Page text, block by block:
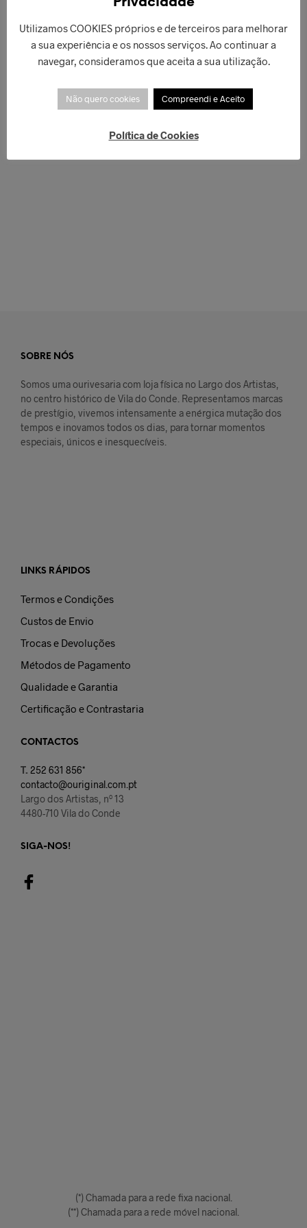
SOBRE NÓS
Somos uma ourivesaria com loja física no Largo dos Artistas,
no centro histórico de Vila do Conde. Representamos marcas
de prestígio, vivemos intensamente a enérgica mutação dos
tempos e inovamos todos os dias, para tornar momentos
especiais, únicos e inesquecíveis.
LINKS RÁPIDOS
Termos e Condições
Custos de Envio
Trocas e Devoluções
Métodos de Pagamento
Qualidade e Garantia
Certificação e Contrastaria
CONTACTOS
T. 252 631 856*
contacto@ouriginal.com.pt
Largo dos Artistas, nº 13
4480-710 Vila do Conde
SIGA-NOS!
(*) Chamada para a rede fixa nacional.
(**) Chamada para a rede móvel nacional.
Utilizamos COOKIES próprios e de terceiros para melhorar
a sua experiência e os nossos serviços. Ao continuar a
navegar, consideramos que aceita a sua utilização.
Não quero cookies Compreendi e Aceito
Política de Cookies